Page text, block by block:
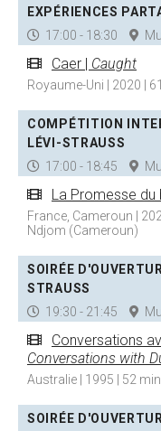
EXPÉRIENCES
17:00 - 18:30
Caer | Caught
Royaume-Uni | 2020 |
COMPÉTITION
LÉVI-STRAUSS
17:00 - 18:45
La Promesse du
France, Cameroun |
Ndjom (Cameroun)
SOIRÉE
STRAUSS
19:30 - 21:45
Conversations
Conversations with
Australie | 1995 | 52
SOIRÉE